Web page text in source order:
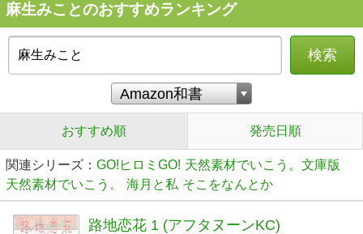
麻生みことのおすすめランキング
検索
おすすめ順 発売日順
関連シリーズ： GO!ヒロミGO! 天然素材でいこう。文庫版
天然素材でいこう。
海月と私 そこをなんとか
路地恋花 1 (アフタヌーンKC)